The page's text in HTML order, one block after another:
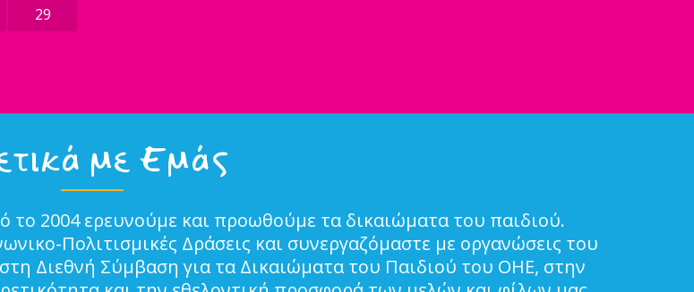
29
με Εμάς
το 2004 ερευνούμε και προωθούμε τα δικαιώματα του παιδιού.
Πολιτισμικές Δράσεις και συνεργαζόμαστε με οργανώσεις του
Διεθνή Σύμβαση για τα Δικαιώματα του Παιδιού του ΟΗΕ, στην